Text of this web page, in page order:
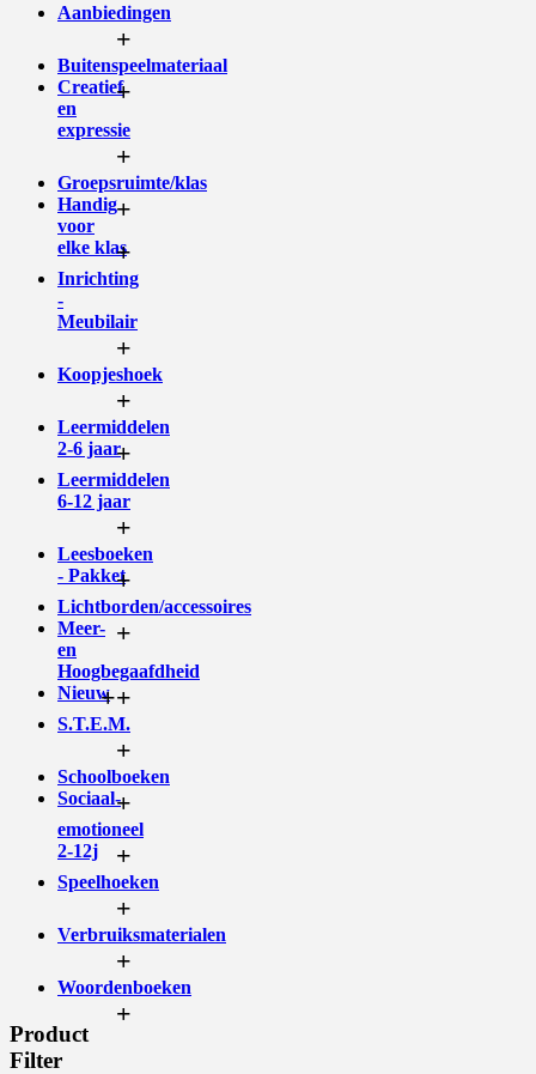
Aanbiedingen
+
Buitenspeelmateriaal
+
Creatief
en
expressie
+
Groepsruimte/klas
+
Handig
voor
elke klas
+
Inrichting
-
Meubilair
+
Koopjeshoek
+
Leermiddelen
2-6 jaar+
Leermiddelen
6-12 jaar
+
Leesboeken
- Pakket
+
Lichtborden/accessoires
+
Meer-
en
Hoogbegaafdheid
+
Nieuw
+
S.T.E.M.
+
Schoolboeken
+
Sociaal-
emotioneel
2-12j
+
Speelhoeken
+
Verbruiksmaterialen
+
Woordenboeken
+
Product
Filter